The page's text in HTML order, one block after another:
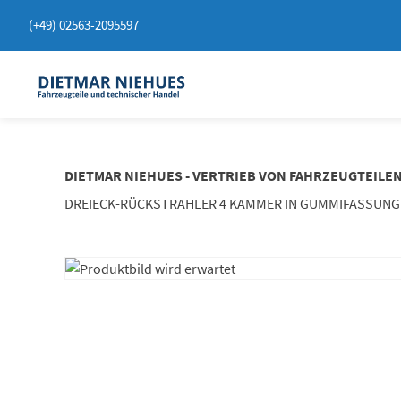
zum
(+49) 02563-2095597
DIETMAR NIEHUES - VERTRIEB VON
DREIECK-RÜCKSTRAHLER 4 KAMMER IN GUMMIFASSUNG